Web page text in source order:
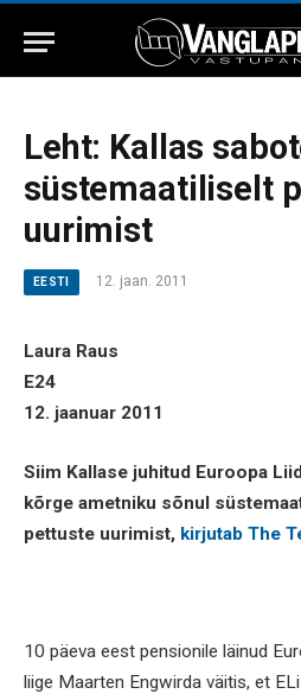
Leht: Kallas
süstemaatiliselt
uurimist
EESTI 12. jaan. 2011
Laura Raus
E24
12. jaanuar 2011
Siim Kallase juhitud Euroopa
kõrge ametniku sõnul
pettuste uurimist, kirjutab The
10 päeva eest pensionile läinud
liige Maarten Engwirda väitis, et